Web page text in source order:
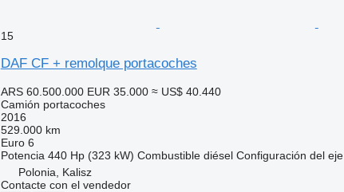
15
DAF CF + remolque portacoches
ARS 60.500.000 EUR 35.000 ≈ US$ 40.440
Camión portacoches
2016
529.000 km
Euro 6
Potencia 440 Hp (323 kW) Combustible diésel Configuración del eje
Polonia, Kalisz
Contacte con el vendedor